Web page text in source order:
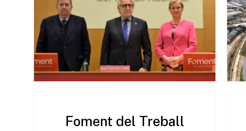
Foment del Treball